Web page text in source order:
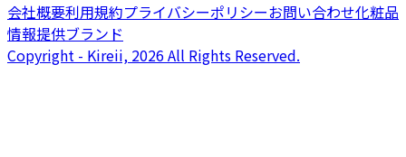
会社概要利用規約プライバシーポリシーお問い合わせ化粧品
情報提供ブランド
Copyright - Kireii, 2026 All Rights Reserved.